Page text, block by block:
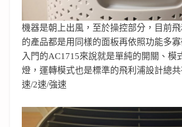
機器是朝上出風，至於操控部分，目前
的產品都是用同樣的面板再依照功能多
入門的AC1715來說就是單純的開關、模
燈，運轉模式也是標準的飛利浦設計總共
速/2速/強速